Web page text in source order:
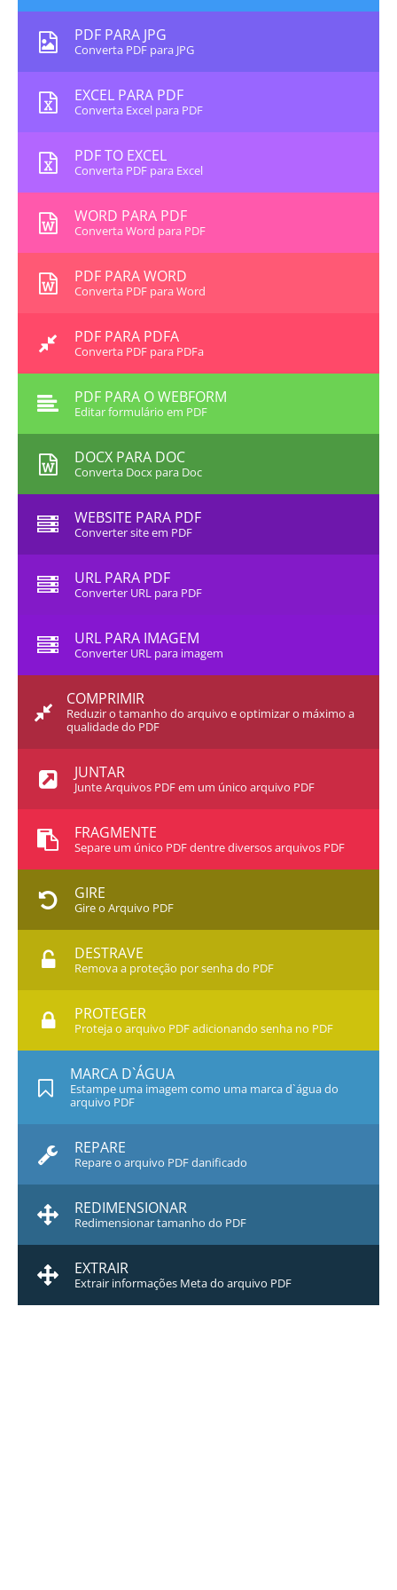
PDF PARA JPG
Converta PDF para JPG
EXCEL PARA PDF
Converta Excel para PDF
PDF TO EXCEL
Converta PDF para Excel
WORD PARA PDF
Converta Word para PDF
PDF PARA WORD
Converta PDF para Word
PDF PARA PDFA
Converta PDF para PDFa
PDF PARA O WEBFORM
Editar formulário em PDF
DOCX PARA DOC
Converta Docx para Doc
WEBSITE PARA PDF
Converter site em PDF
URL PARA PDF
Converter URL para PDF
URL PARA IMAGEM
Converter URL para imagem
COMPRIMIR
Reduzir o tamanho do arquivo e optimizar o máximo a
qualidade do PDF
JUNTAR
Junte Arquivos PDF em um único arquivo PDF
FRAGMENTE
Separe um único PDF dentre diversos arquivos PDF
GIRE
Gire o Arquivo PDF
DESTRAVE
Remova a proteção por senha do PDF
PROTEGER
Proteja o arquivo PDF adicionando senha no PDF
MARCA D`ÁGUA
Estampe uma imagem como uma marca d`água do
arquivo PDF
REPARE
Repare o arquivo PDF danificado
REDIMENSIONAR
Redimensionar tamanho do PDF
EXTRAIR
Extrair informações Meta do arquivo PDF